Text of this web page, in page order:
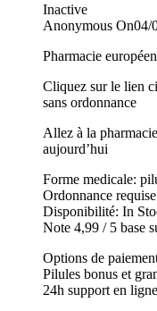
Inactive
Anonymous On04/
Pharmacie
Cliquez sur le lien
sans ordonnance
Allez à la
aujourd’hui
Forme medicale:
Ordonnance
Disponibilité: In
Note 4,99 / 5 base
Options de
Pilules bonus et
24h support en ligne